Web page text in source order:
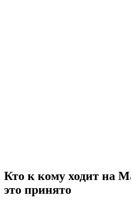
Кто к кому ходит на
это принято